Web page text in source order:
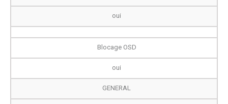
oui
Blocage OSD
oui
GENERAL